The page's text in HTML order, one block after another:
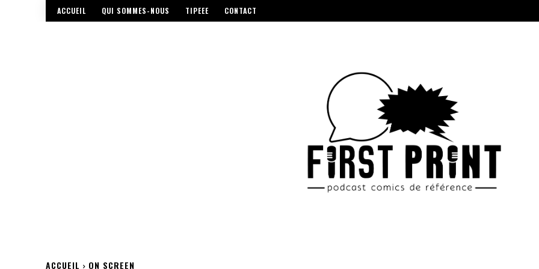
ACCUEIL QUI SOMMES-NOUS TIPEEE CONTACT
ACCUEIL ON SCREEN